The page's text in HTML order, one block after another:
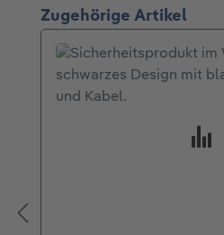
Produktgalerie überspringen
Zugehörige Artikel